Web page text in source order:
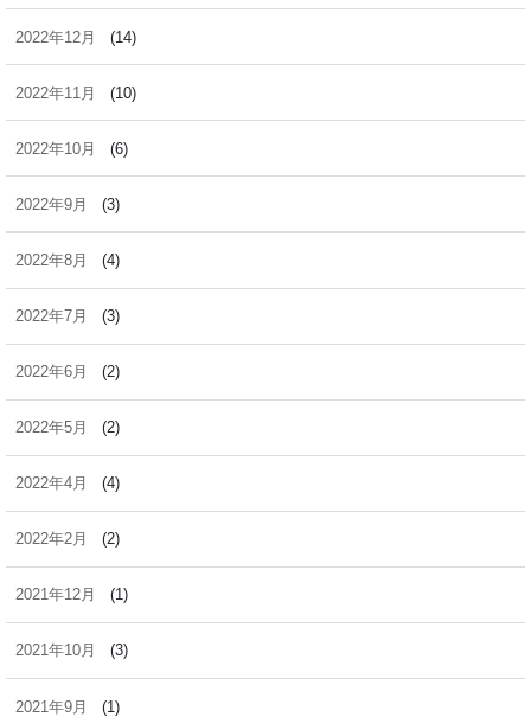
2022年12月 (14)
2022年11月 (10)
2022年10月 (6)
2022年9月 (3)
2022年8月 (4)
2022年7月 (3)
2022年6月 (2)
2022年5月 (2)
2022年4月 (4)
2022年2月 (2)
2021年12月 (1)
2021年10月 (3)
2021年9月 (1)